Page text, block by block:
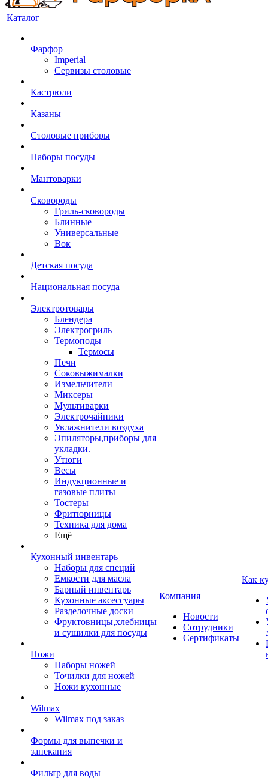
Каталог
Фарфор
Imperial
Сервизы столовые
Кастрюли
Казаны
Столовые приборы
Наборы посуды
Мантоварки
Сковороды
Гриль-сковороды
Блинные
Универсальные
Вок
Детская посуда
Национальная посуда
Электротовары
Блендера
Электрогриль
Термоподы
Термосы
Печи
Соковыжималки
Измельчители
Миксеры
Мультиварки
Электрочайники
Увлажнители воздуха
Эпиляторы,приборы для
укладки.
Утюги
Весы
Индукционные и
газовые плиты
Тостеры
Фритюрницы
Техника для дома
Ещё
Кухонный инвентарь
Наборы для специй
Емкости для масла
Барный инвентарь
Кухонные аксессуары
Разделочные доски
Фруктовницы,хлебницы
и сушилки для посуды
Ножи
Наборы ножей
Точилки для ножей
Ножи кухонные
Wilmax
Wilmax под заказ
Формы для выпечки и
запекания
Фильтр для воды
Компания
Новости
Сотрудники
Сертификаты
Как